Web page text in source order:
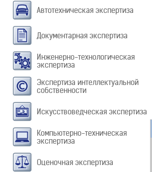
Автотехническая экспертиза
Документарная экспертиза
Инженерно-технологическая
экспертиза
Экспертиза интеллектуальной
собственности
Искусствоведческая экспертиза
Компьютерно-техническая
экспертиза
Оценочная экспертиза